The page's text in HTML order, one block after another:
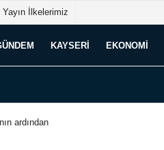
Yayın İlkelerimiz
KAYSERI EKONOMI
ardından